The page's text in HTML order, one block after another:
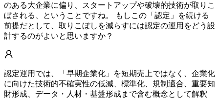
のある大企業に偏り、スタートアップや破壊的技術が取りこ
ぼされる、ということですね。 もしこの「認定」を続ける
前提だとして、取りこぼしを減らすには認定の運用をどう設
計するのがよいと思いますか？
認定運用では、「早期企業化」を短期売上ではなく、企業化
に向けた技術的不確実性の低減、標準化、規制適合、重要知
財形成、データ・人材・基盤形成まで含む概念として解釈